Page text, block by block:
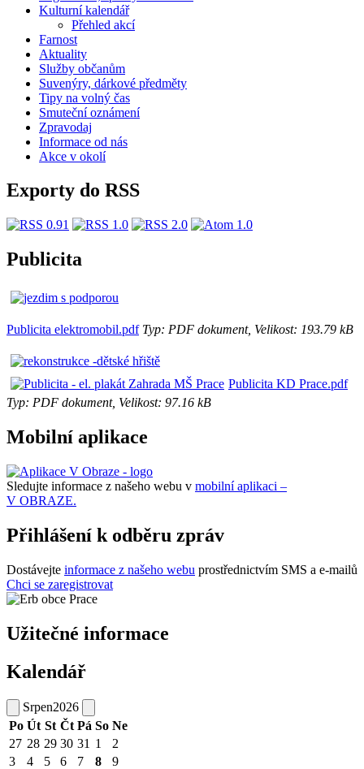
Kulturní kalendář
Přehled akcí
Farnost
Aktuality
Služby občanům
Suvenýry, dárkové předměty
Tipy na volný čas
Smuteční oznámení
Zpravodaj
Informace od nás
Akce v okolí
Exporty do RSS
Publicita
Publicita elektromobil.pdfTyp: PDF dokument, Velikost: 193.79 kB
Publicita KD Prace.pdf
Typ: PDF dokument, Velikost: 97.16 kB
Mobilní aplikace
Sledujte informace z našeho webu v mobilní aplikaci –
V OBRAZE.
Přihlášení k odběru zpráv
Dostávejte informace z našeho webu prostřednictvím SMS a e-mailů
Chci se zaregistrovat
Užitečné informace
Kalendář
Srpen2026
Po Út St Čt Pá So Ne
27 28 29 30 31 1
2
3
4 5 6 7 8
9